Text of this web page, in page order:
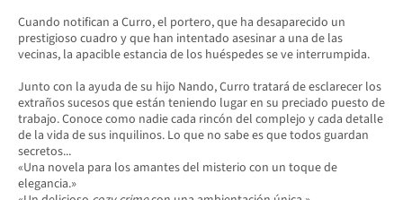
Cuando notifican a Curro, el portero, que ha desaparecido un
prestigioso cuadro y que han intentado asesinar a una de las
vecinas, la apacible estancia de los huéspedes se ve interrumpida.
Junto con la ayuda de su hijo Nando, Curro tratará de esclarecer los
extraños sucesos que están teniendo lugar en su preciado puesto de
trabajo. Conoce como nadie cada rincón del complejo y cada detalle
de la vida de sus inquilinos. Lo que no sabe es que todos guardan
secretos...
«Una novela para los amantes del misterio con un toque de
elegancia.»